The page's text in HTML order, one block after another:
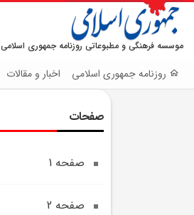
موسسه فرهنگی و مطبوعاتی روزنامه جمهوری اسلامی
روزنامه جمهوری اسلامی اخبار و مقالات
صفحات
صفحه 1
صفحه 2